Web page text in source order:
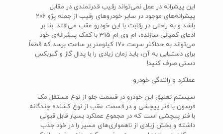
این پیشرانه در عمل نمی‌تواند رقیب قدرتمندی در مقابل
پیشرانه‌های موجود در سایر خودروهای رقیب از جمله پژو 206
باشد و به راحتی در رقابت با این خودرو عقب می‌افتد. بنا بر
ادعای کمپانی سازنده، ام وی ام 315 با کمک پیشرانه‌ی خود
می‌تواند به حداکثر سرعت 170 کیلومتر بر ساعت برسد که قطعاً
برای دستیابی به آن، باید زمان زیادی را با پدال گاز و گیربکس
دستی صرف کنید!
عملکرد و رانندگی خودرو
سیستم تعلیق این خودرو در قسمت جلو از نوع مستقل مک
فرسون با فنر پیچشی و در قسمت عقب از نوع کشنده چندگانه
با فنر پیچشی است که در مجموع عملکرد بسیار قابل قبولی
داشته و بخش زیادی از ناهمواری‌های مسیر را در خود جذب